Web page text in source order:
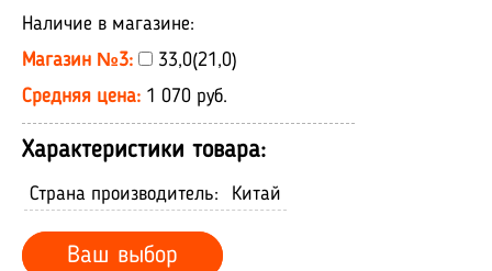
Наличие в магазине:
Магазин №3:
33,0(21,0)
Средняя цена: 1 070 руб.
Характеристики товара:
Страна производитель: Китай
Ваш выбор